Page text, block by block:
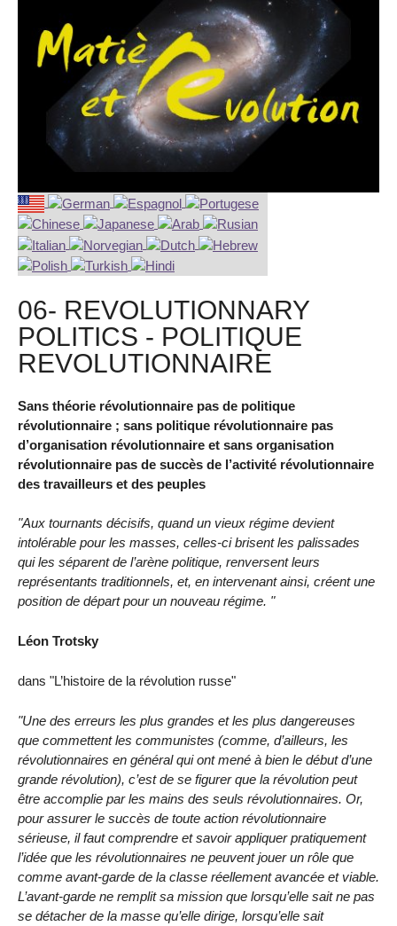
06- REVOLUTIONNARY
POLITICS - POLITIQUE
REVOLUTIONNAIRE
Sans théorie révolutionnaire pas de politique
révolutionnaire ; sans politique révolutionnaire pas
d’organisation révolutionnaire et sans organisation
révolutionnaire pas de succès de l’activité révolutionnaire
des travailleurs et des peuples
"Aux tournants décisifs, quand un vieux régime devient
intolérable pour les masses, celles-ci brisent les palissades
qui les séparent de l’arène politique, renversent leurs
représentants traditionnels, et, en intervenant ainsi, créent une
position de départ pour un nouveau régime. "
Léon Trotsky
dans "L’histoire de la révolution russe"
"Une des erreurs les plus grandes et les plus dangereuses
que commettent les communistes (comme, d’ailleurs, les
révolutionnaires en général qui ont mené à bien le début d’une
grande révolution), c’est de se figurer que la révolution peut
être accomplie par les mains des seuls révolutionnaires. Or,
pour assurer le succès de toute action révolutionnaire
sérieuse, il faut comprendre et savoir appliquer pratiquement
l’idée que les révolutionnaires ne peuvent jouer un rôle que
comme avant‑garde de la classe réellement avancée et viable.
L’avant‑garde ne remplit sa mission que lorsqu’elle sait ne pas
se détacher de la masse qu’elle dirige, lorsqu’elle sait